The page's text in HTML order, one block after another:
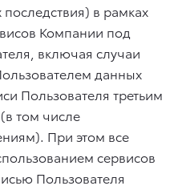
последствия) в рамках
Компании под
включая случаи
данных
Пользователя третьим
том числе
При этом все
сервисов
Пользователя